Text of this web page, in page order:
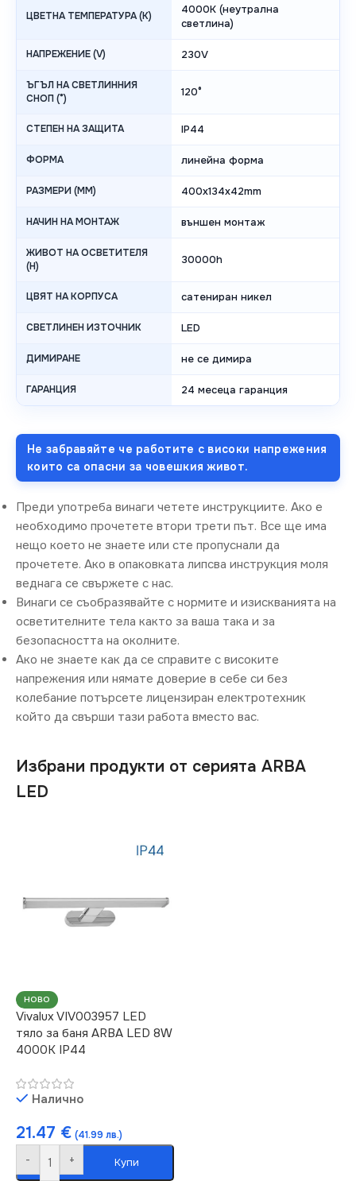
ЦВЕТНА ТЕМПЕРАТУРА (K)
4000K (неутрална
светлина)
НАПРЕЖЕНИЕ (V) 230V
ЪГЪЛ НА СВЕТЛИННИЯ
СНОП (°)
120°
СТЕПЕН НА ЗАЩИТА IP44
ФОРМА линейна форма
РАЗМЕРИ (MM) 400x134x42mm
НАЧИН НА МОНТАЖ външен монтаж
ЖИВОТ НА ОСВЕТИТЕЛЯ
(H)
30000h
ЦВЯТ НА КОРПУСА сатениран никел
СВЕТЛИНЕН ИЗТОЧНИК LED
ДИМИРАНЕ не се димира
ГАРАНЦИЯ 24 месеца гаранция
Не забравяйте че работите с високи напрежения
които са опасни за човешкия живот.
Преди употреба винаги четете инструкциите. Ако е
необходимо прочетете втори трети път. Все ще има
нещо което не знаете или сте пропуснали да
прочетете. Ако в опаковката липсва инструкция моля
веднага се свържете с нас.
Винаги се съобразявайте с нормите и изискванията на
осветителните тела както за ваша така и за
безопасността на околните.
Ако не знаете как да се справите с високите
напрежения или нямате доверие в себе си без
колебание потърсете лицензиран електротехник
който да свърши тази работа вместо вас.
Избрани продукти от серията ARBA
LED
НОВО
Vivalux VIV003957 LED
тяло за баня ARBA LED 8W
4000K IP44
Налично
21.47 € (41.99 лв.)
- + Купи